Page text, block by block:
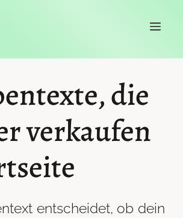
die
verkaufen
entscheidet, ob dein